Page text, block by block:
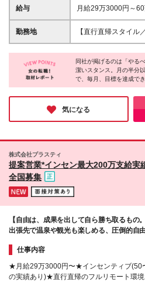
ードライバー不可 ■
ートナーの了承と協
え、ご応募ください ＼こんな方にぴったり！／ ★目
める方 ★こつこつ真
★オンオフのメリハ
かしたお客様との関
イブが好きな方
給与
月給29万3000円～
インセンティブ支給
円（みなし残業40時
成した分、 半年に一
還元！ 最低でも50
績もあります！ ★手当詳細★ ・基本給16万円～26万
差異はありません 1
し残業代10時間分/
（みなし残業代30時
1万～30万円程度)
勤務地
【直行直帰スタイル
中】 ご自宅を拠点に、全国の販売代理店を社用車で
訪問し営業活動を行
府茨木市庄1丁目17-
会議等のみです。 (変更の範囲)上記を除く当社関連勤
務地
同社が掲げるのは「やる
潔いスタンス。月の半分
で、毎月、目標を達成で
られます。やるべきこと
責任を果たし、自らの手
には、これ以上ないほど
き、裁量をもって仕事に
気になる
株式会社プラスティ
提案営業*インセン最大200万支給実
全国募集
【自由は、成果を出して自ら勝ち取るもの。
出張先で温泉や観光も楽しめる、圧倒的自
仕事内容
★月給29万3000円〜★インセンティブ(50
の実績あり)★直行直帰のフルリモート環